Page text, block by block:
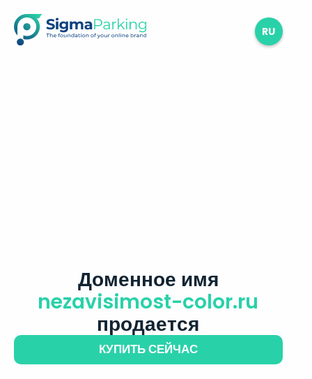
RU
Доменное имя
nezavisimost-color.ru
продается
КУПИТЬ СЕЙЧАС